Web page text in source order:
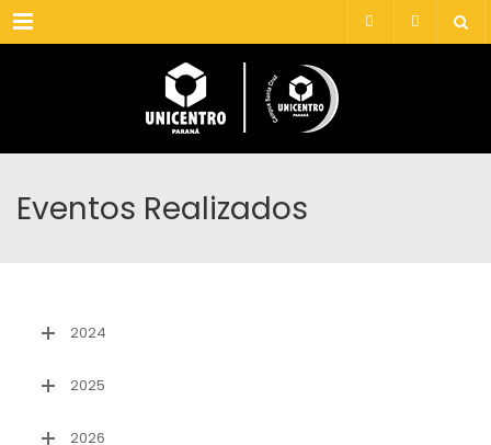
Menu
Eventos Realizados
2024
2025
2026